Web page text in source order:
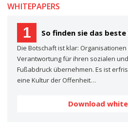
WHITEPAPERS
1 So finden sie das beste Whistleblowing- System
Die Botschaft ist klar:
Verantwortung für ihren sozialen
Fußabdruck übernehmen. Es ist
eine Kultur der Offenheit…
Download